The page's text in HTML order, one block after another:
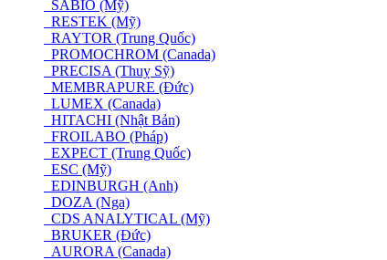
SABIO (Mỹ)
RESTEK (Mỹ)
RAYTOR (Trung Quốc)
PROMOCHROM (Canada)
PRECISA (Thuỵ Sỹ)
MEMBRAPURE (Đức)
LUMEX (Canada)
HITACHI (Nhật Bản)
FROILABO (Pháp)
EXPECT (Trung Quốc)
ESC (Mỹ)
EDINBURGH (Anh)
DOZA (Nga)
CDS ANALYTICAL (Mỹ)
BRUKER (Đức)
AURORA (Canada)